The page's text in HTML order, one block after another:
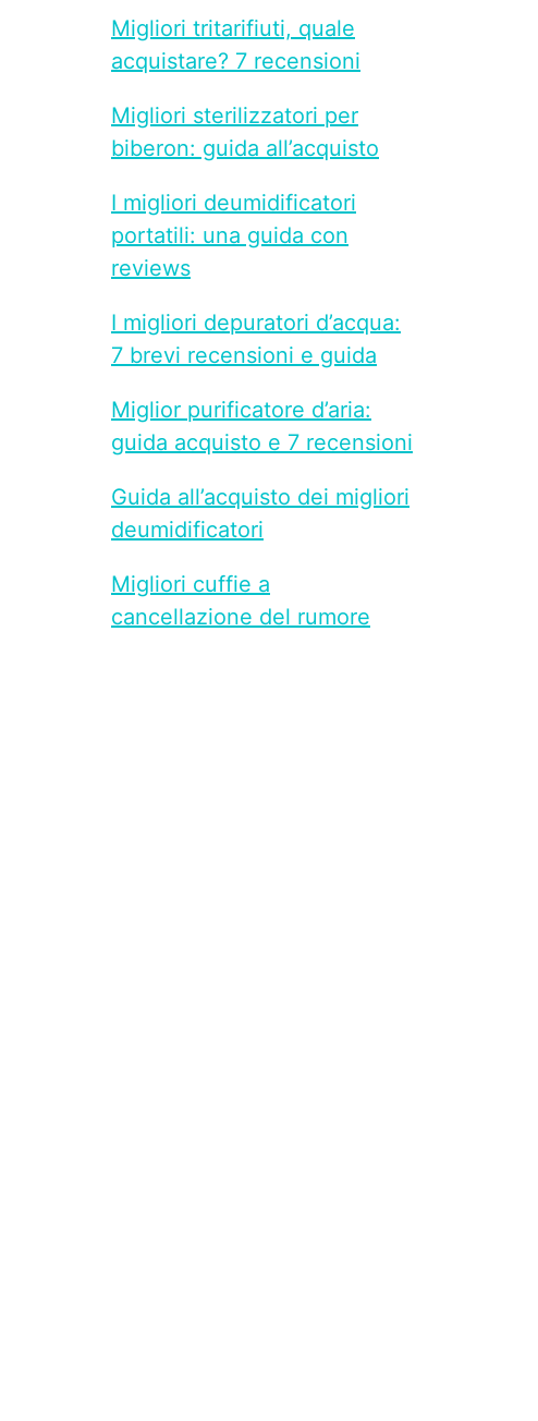
Migliori tritarifiuti, quale
acquistare? 7 recensioni
Migliori sterilizzatori per
biberon: guida all’acquisto
I migliori deumidificatori
portatili: una guida con
reviews
I migliori depuratori d’acqua:
7 brevi recensioni e guida
Miglior purificatore d’aria:
guida acquisto e 7 recensioni
Guida all’acquisto dei migliori
deumidificatori
Migliori cuffie a
cancellazione del rumore